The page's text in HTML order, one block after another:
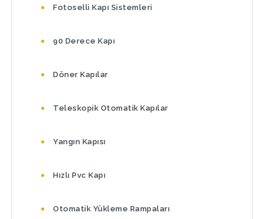
Fotoselli Kapı Sistemleri
90 Derece Kapı
Döner Kapılar
Teleskopik Otomatik Kapılar
Yangın Kapısı
Hızlı Pvc Kapı
Otomatik Yükleme Rampaları